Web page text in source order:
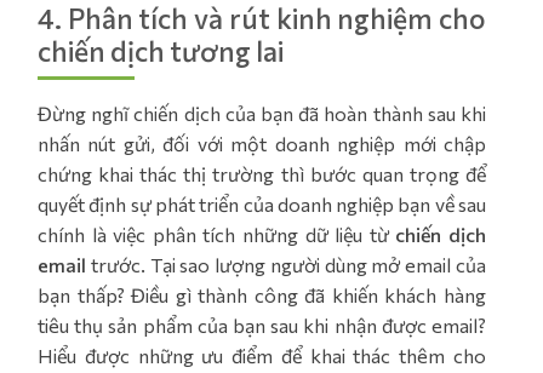
4. Phân tích và rút kinh nghiệm cho
chiến dịch tương lai
Đừng nghĩ chiến dịch của bạn đã hoàn thành sau khi
nhấn nút gửi, đối với một doanh nghiệp mới chập
chứng khai thác thị trường thì bước quan trọng để
quyết định sự phát triển của doanh nghiệp bạn về sau
chính là việc phân tích những dữ liệu từ chiến dịch
email trước. Tại sao lượng người dùng mở email của
bạn thấp? Điều gì thành công đã khiến khách hàng
tiêu thụ sản phẩm của bạn sau khi nhận được email?
Hiểu được những ưu điểm để khai thác thêm cho